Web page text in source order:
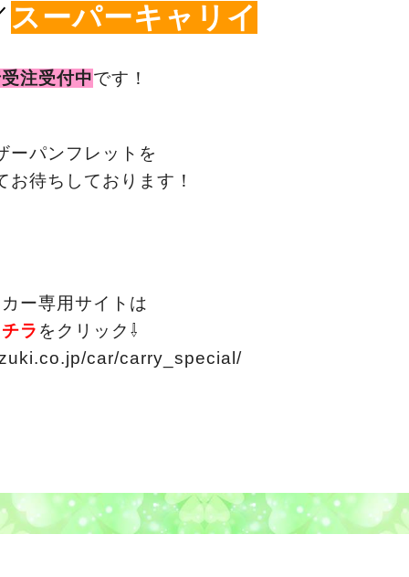
スーパーキャリイ
注受付中です！
ーパンフレットを
お待ちしております！
ー専用サイトは
ラ をクリック⇩
car/carry_special/